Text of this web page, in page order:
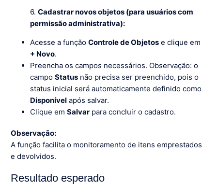
6.Cadastrar novos objetos (para usuários com
permissão administrativa):
Acesse a funçãoControle de Objetos e clique em
+ Novo.
Preencha os campos necessários. Observação: o
campoStatus não precisa ser preenchido, pois o
status inicial será automaticamente definido como
Disponível após salvar.
Clique emSalvar para concluir o cadastro.
Observação:
A função facilita o monitoramento de itens emprestados
e devolvidos.
Resultado esperado